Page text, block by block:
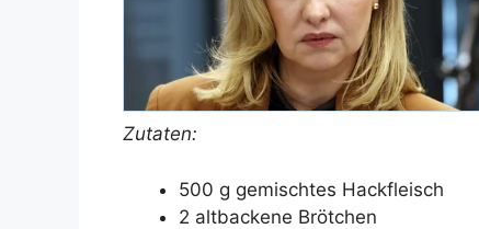
Zutaten:
500 g gemischtes Hackfleisch
2 altbackene Brötchen